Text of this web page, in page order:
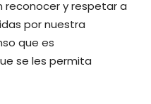
reconocer y respetar a
por nuestra
que es
se les permita